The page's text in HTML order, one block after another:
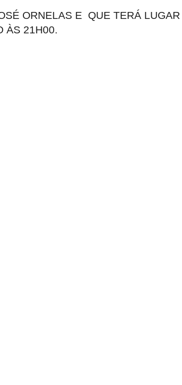
ORNELAS E QUE TERÁ LUGAR
ÀS 21H00.